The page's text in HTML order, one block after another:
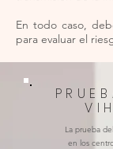
En todo caso,
para evaluar el
La prueba
en los